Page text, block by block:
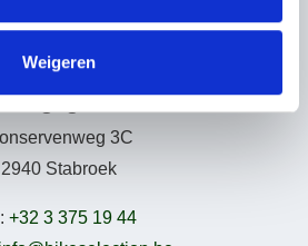
Weigeren
3C
2940 Stabroek
+32 3 375 19 44